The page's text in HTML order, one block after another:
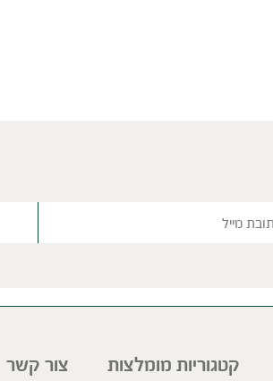
קטגוריות מומלצות צור קשר